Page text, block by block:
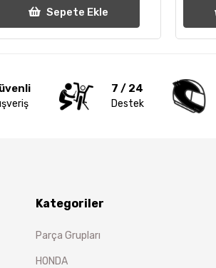
Sepete Ekle
7 / 24
Destek
Kategoriler
Parça Grupları
HONDA